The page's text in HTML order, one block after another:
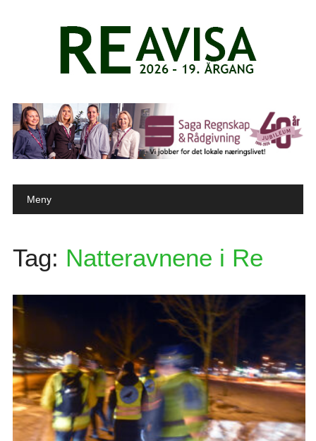
Main menu
Meny
Tag: Natteravnene i Re